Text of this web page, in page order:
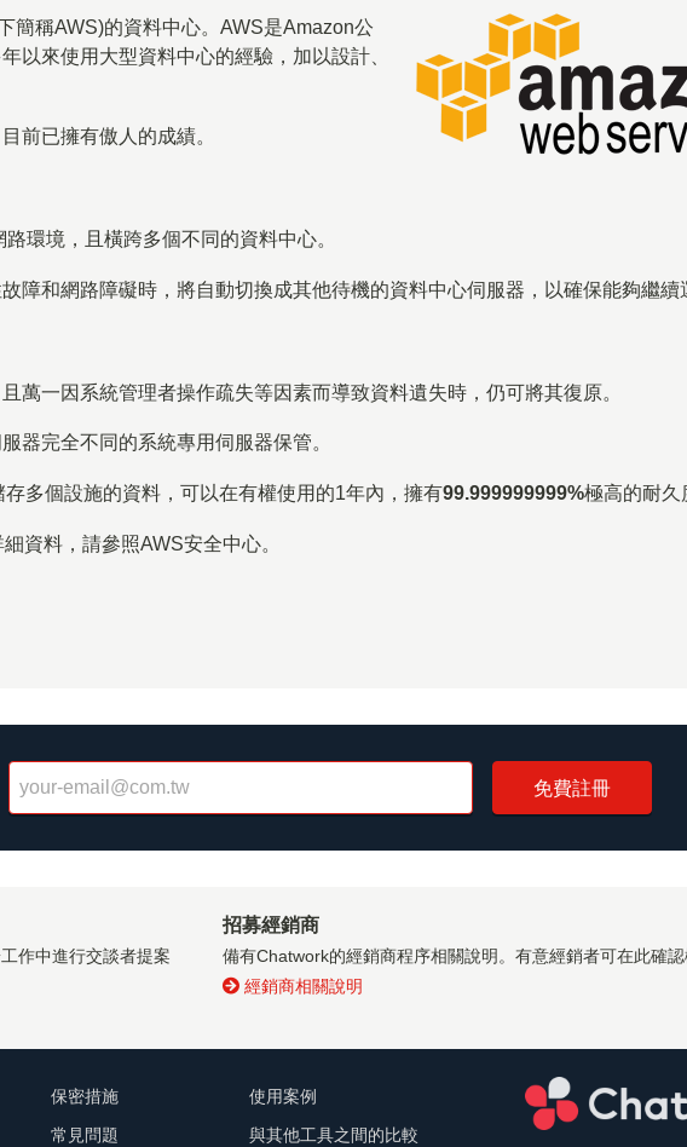
簡稱AWS)的資料中心。AWS是Amazon公
以來使用大型資料中心的經驗，加以設計、
前已擁有傲人的成績。
環境，且橫跨多個不同的資料中心。
障和網路障礙時，將自動切換成其他待機的資料中心伺服器，以確保能夠繼續
萬一因系統管理者操作疏失等因素而導致資料遺失時，仍可將其復原。
器完全不同的系統專用伺服器保管。
多個設施的資料，可以在有權使用的1年內，擁有99.999999999%極高的耐久
資料，請參照AWS安全中心。
免費註冊
作中進行交談者提案
招募經銷商
備有Chatwork的經銷商程序相關說明。有意經銷者可在此確認
經銷商相關說明
保密措施 使用案例
常見問題 與其他工具之間的比較